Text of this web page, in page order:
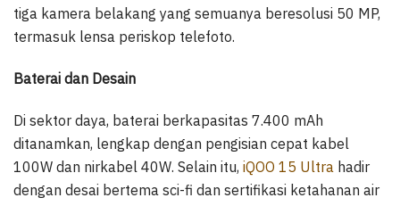
tiga kamera belakang yang semuanya beresolusi 50 MP,
termasuk lensa periskop telefoto.
Baterai dan Desain
Di sektor daya, baterai berkapasitas 7.400 mAh
ditanamkan, lengkap dengan pengisian cepat kabel
100W dan nirkabel 40W. Selain itu, iQOO 15 Ultra hadir
dengan desai bertema sci-fi dan sertifikasi ketahanan air